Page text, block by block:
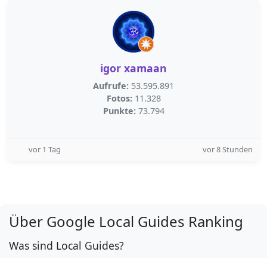
igor xamaan
Aufrufe: 53.595.891
Fotos: 11.328
Punkte: 73.794
vor 1 Tag vor 8 Stunden
Über Google Local Guides Ranking
Was sind Local Guides?